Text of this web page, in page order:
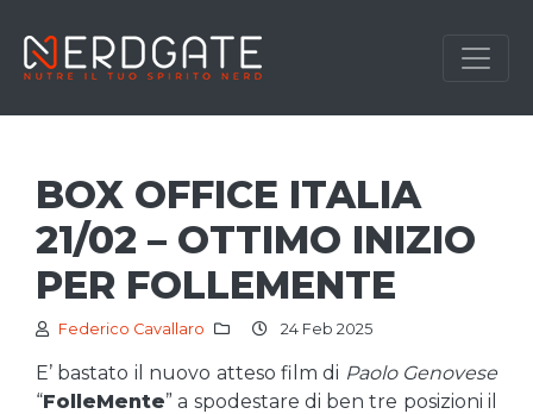
BOX OFFICE ITALIA
21/02 – OTTIMO INIZIO
PER FOLLEMENTE
Federico Cavallaro 24 Feb 2025
E’ bastato il nuovo atteso film di Paolo Genovese
“FolleMente” a spodestare di ben tre posizioni il